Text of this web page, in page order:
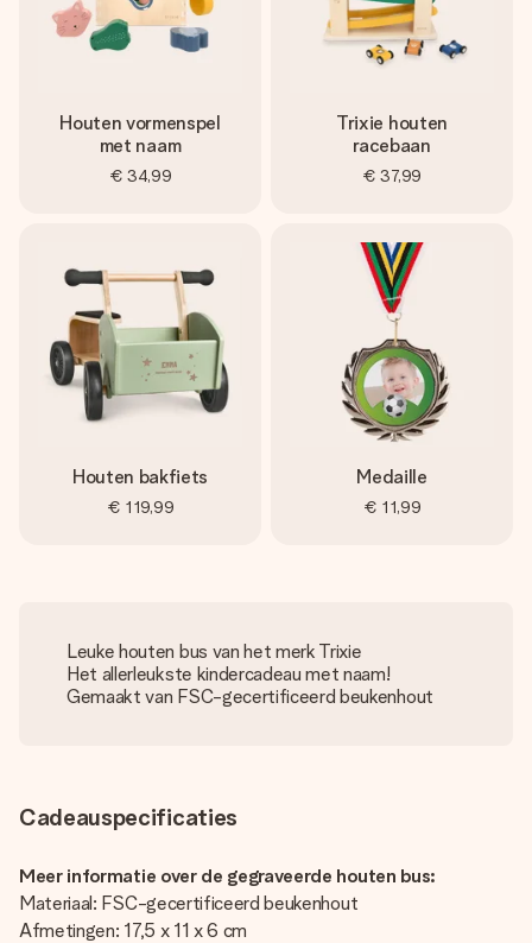
Houten vormenspel
met naam
€ 34,99
Trixie houten
racebaan
€ 37,99
Houten bakfiets
€ 119,99
Medaille
€ 11,99
Leuke houten bus van het merk Trixie
Het allerleukste kindercadeau met naam!
Gemaakt van FSC-gecertificeerd beukenhout
Cadeauspecificaties
Meer informatie over de gegraveerde houten bus:
Materiaal: FSC-gecertificeerd beukenhout
Afmetingen: 17,5 x 11 x 6 cm